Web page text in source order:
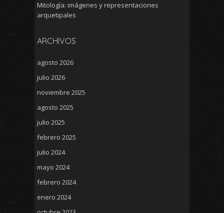
Mitología: imágenes y representaciones
arquetipales
ARCHIVOS
agosto 2026
julio 2026
noviembre 2025
agosto 2025
julio 2025
febrero 2025
julio 2024
mayo 2024
febrero 2024
enero 2024